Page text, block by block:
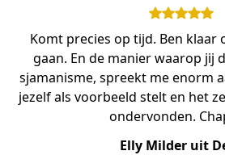
Komt precies op tijd. Ben klaar
gaan. En de manier waarop jij
sjamanisme, spreekt me enorm
jezelf als voorbeeld stelt en het
ondervonden.
Elly Milder uit